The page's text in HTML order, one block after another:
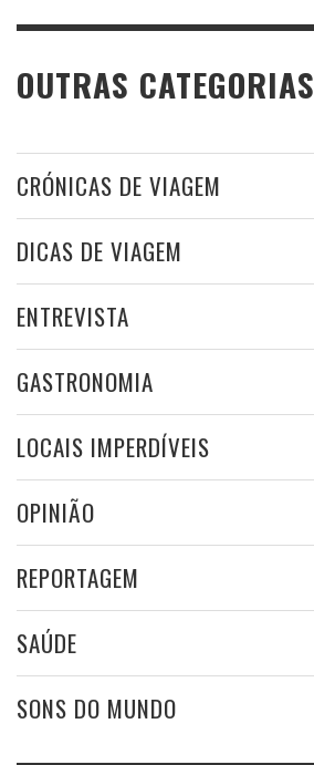
OUTRAS CATEGORIAS
CRÓNICAS DE VIAGEM
DICAS DE VIAGEM
ENTREVISTA
GASTRONOMIA
LOCAIS IMPERDÍVEIS
OPINIÃO
REPORTAGEM
SAÚDE
SONS DO MUNDO